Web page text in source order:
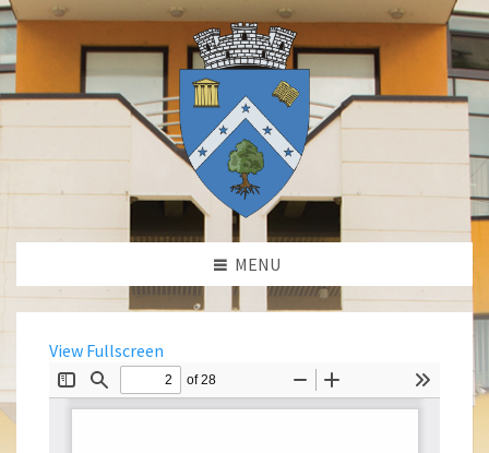
MENU
View Fullscreen